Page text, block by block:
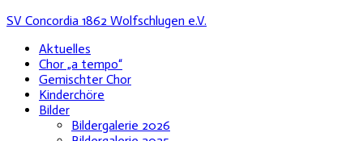
SV Concordia 1862 Wolfschlugen e.V.
Aktuelles
Chor „a tempo“
Gemischter Chor
Kinderchöre
Bilder
Bildergalerie 2026